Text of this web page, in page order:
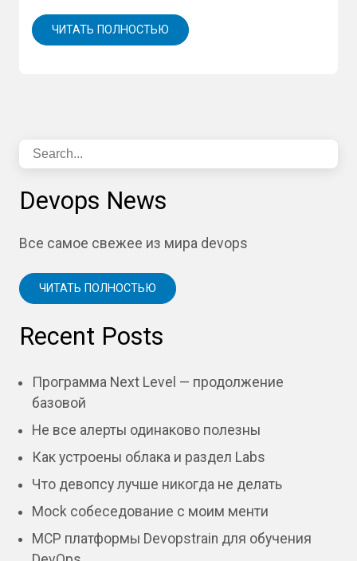
ЧИТАТЬ ПОЛНОСТЬЮ
Devops News
Все самое свежее из мира devops
ЧИТАТЬ ПОЛНОСТЬЮ
Recent Posts
Программа Next Level — продолжение
базовой
Не все алерты одинаково полезны
Как устроены облака и раздел Labs
Что девопсу лучше никогда не делать
Mock собеседование с моим менти
MCP платформы Devopstrain для обучения